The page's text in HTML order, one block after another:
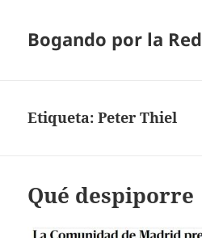
Bogando por la Red
Etiqueta:Peter Thiel
Qué despiporre